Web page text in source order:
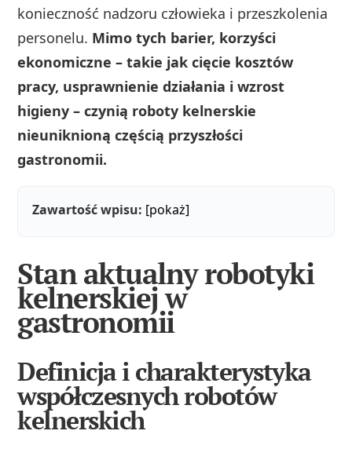
konieczność nadzoru człowieka i przeszkolenia
personelu. Mimo tych barier, korzyści
ekonomiczne – takie jak cięcie kosztów
pracy, usprawnienie działania i wzrost
higieny – czynią roboty kelnerskie
nieuniknioną częścią przyszłości
gastronomii.
Zawartość wpisu: [pokaż]
Stan aktualny robotyki
kelnerskiej w
gastronomii
Definicja i charakterystyka
współczesnych robotów
kelnerskich